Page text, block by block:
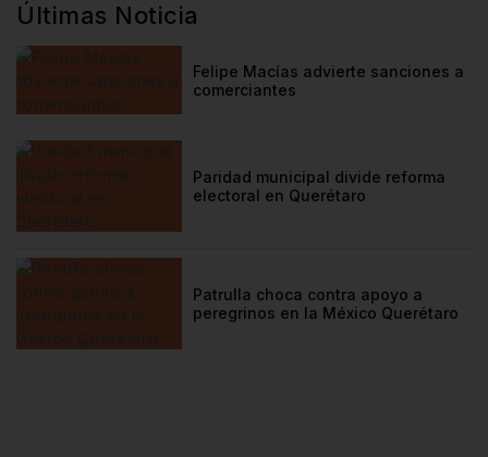
Últimas Noticia
Felipe Macías advierte sanciones a
comerciantes
Paridad municipal divide reforma
electoral en Querétaro
Patrulla choca contra apoyo a
peregrinos en la México Querétaro